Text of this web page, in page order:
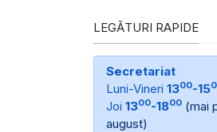
LEGĂTURI RAPIDE
Secretariat
Luni-Vineri 1300-15
Joi 1300-1800 (mai
august)